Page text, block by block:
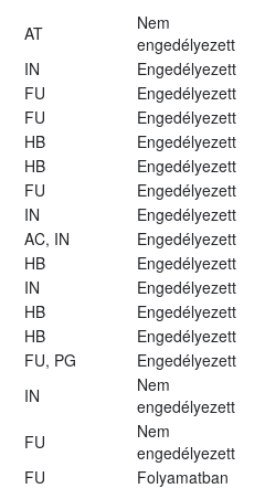
AT
Nem
engedélyezett
IN
Engedélyezett
FU
Engedélyezett
FU
Engedélyezett
HB
Engedélyezett
HB
Engedélyezett
FU
Engedélyezett
IN
Engedélyezett
AC, IN
Engedélyezett
HB
Engedélyezett
IN
Engedélyezett
HB
Engedélyezett
HB
Engedélyezett
FU, PG
Engedélyezett
IN
Nem
engedélyezett
FU
Nem
engedélyezett
FU
Folyamatban